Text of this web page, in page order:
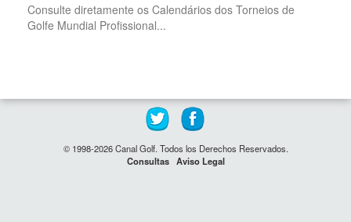
Consulte diretamente os Calendários dos Torneios de
Golfe Mundial Profissional...
© 1998-2026 Canal Golf. Todos los Derechos Reservados.
Consultas Aviso Legal